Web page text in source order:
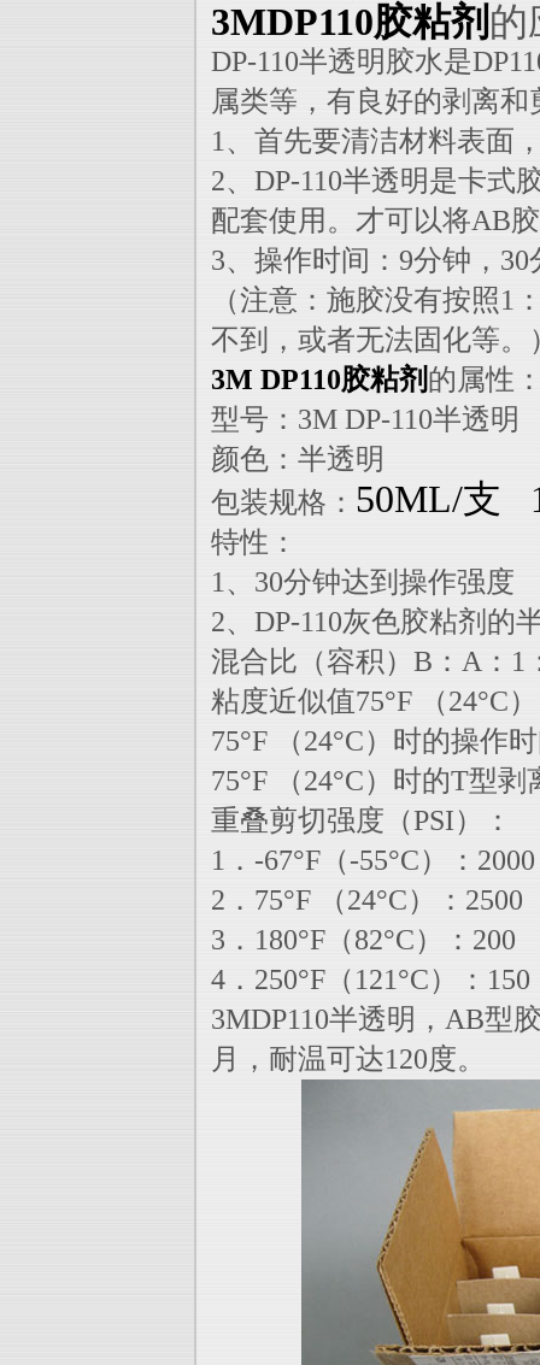
3MDP110胶粘剂 的
DP-110半透明胶水是
属类等，有良好的剥离和
1、首先要清洁材料表面
2、DP-110半透明是卡式
配套使用。才可以将AB
3、操作时间：9分钟，
（注意：施胶没有按照1
不到，或者无法固化等。
3M DP110胶粘剂 的属性
型号：3M DP-110半透明
颜色：半透明
包装规格： 50ML/支
特性：
1、30分钟达到操作强度
2、DP-110灰色胶粘剂的
混合比（容积）B：A：
粘度近似值75°F （24°C
75°F （24°C）时的操作
75°F （24°C）时的T型
重叠剪切强度（PSI）：
1．-67°F（-55°C）：2000
2．75°F （24°C）：2500
3．180°F（82°C）：200
4．250°F（121°C）：150
3MDP110半透明，AB型
月，耐温可达120度。